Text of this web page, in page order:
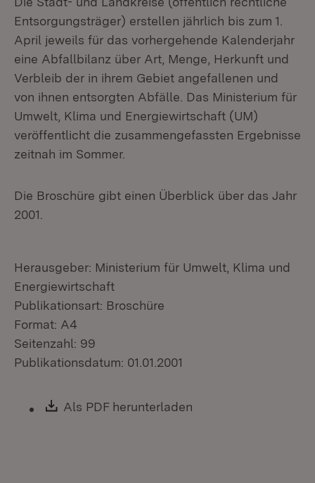
Entsorgungsträger) erstellen jährlich bis zum 1.
April jeweils für das vorhergehende Kalenderjahr
eine Abfallbilanz über Art, Menge, Herkunft und
Verbleib der in ihrem Gebiet angefallenen und
von ihnen entsorgten Abfälle. Das Ministerium für
Umwelt, Klima und Energiewirtschaft (UM)
veröffentlicht die zusammengefassten Ergebnisse
zeitnah im Sommer.
Die Broschüre gibt einen Überblick über das Jahr
2001.
Herausgeber: Ministerium für Umwelt, Klima und
Energiewirtschaft
Publikationsart: Broschüre
Format: A4
Seitenzahl: 99
Publikationsdatum: 01.01.2001
Download:
Als PDF herunterladen